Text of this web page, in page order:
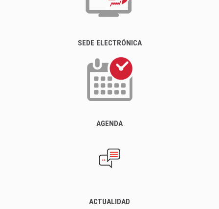
SEDE ELECTRÓNICA
AGENDA
ACTUALIDAD